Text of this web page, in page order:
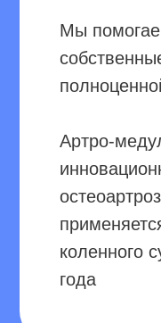
собственные
полноценной
Артро-
применяется
коленного
года